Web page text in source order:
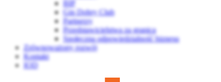
BIP
Gin Dobry Club
Partnerzy
Przedstawicielstwa za granicą
Społeczna odpowiedzialność biznesu
Zrównoważony rozwój
Kontakt
IOD